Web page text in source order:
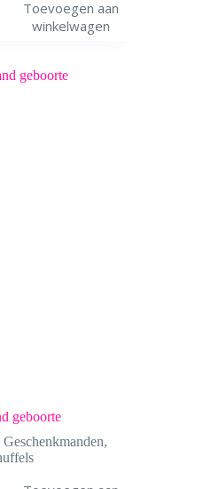
Toevoegen aan
winkelwagen
geboorte
Geschenkmanden,